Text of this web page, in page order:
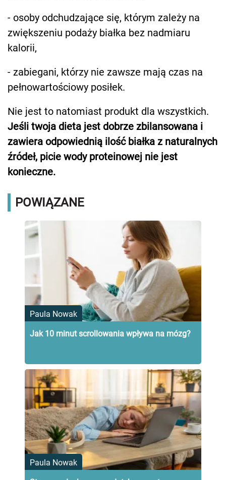
- osoby odchudzające się, którym zależy na
zwiększeniu podaży białka bez nadmiaru
kalorii,
- zabiegani, którzy nie zawsze mają czas na
pełnowartościowy posiłek.
Nie jest to natomiast produkt dla wszystkich.
Jeśli twoja dieta jest dobrze zbilansowana i
zawiera odpowiednią ilość białka z naturalnych
źródeł, picie wody proteinowej nie jest
konieczne.
POWIĄZANE
Paula Nowak
Jak 10 minut scrollowania wpływa na mózg?
Paula Nowak